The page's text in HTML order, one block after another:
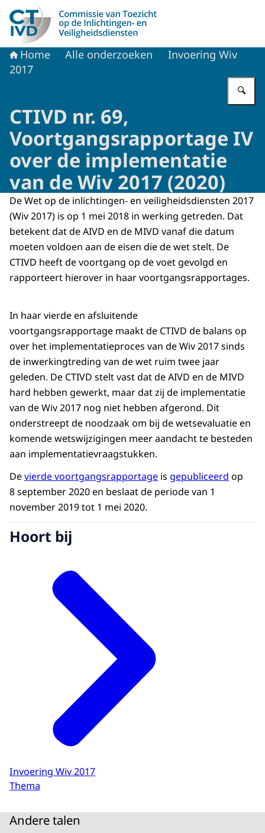
Naar de homepage van CTIVD
Home Alle onderzoeken
Invoering Wiv
2017
CTIVD nr. 69,
Voortgangsrapportage IV
over de implementatie
van de Wiv 2017 (2020)
De Wet op de inlichtingen- en veiligheidsdiensten 2017
(Wiv 2017) is op 1 mei 2018 in werking getreden. Dat
betekent dat de AIVD en de MIVD vanaf die datum
moeten voldoen aan de eisen die de wet stelt. De
CTIVD heeft de voortgang op de voet gevolgd en
rapporteert hierover in haar voortgangsrapportages.
In haar vierde en afsluitende
voortgangsrapportage maakt de CTIVD de balans op
over het implementatieproces van de Wiv 2017 sinds
de inwerkingtreding van de wet ruim twee jaar
geleden. De CTIVD stelt vast dat de AIVD en de MIVD
hard hebben gewerkt, maar dat zij de implementatie
van de Wiv 2017 nog niet hebben afgerond. Dit
onderstreept de noodzaak om bij de wetsevaluatie en
komende wetswijzigingen meer aandacht te besteden
aan implementatie­vraagstukken.
Devierde voortgangsrapportage is gepubliceerd op
8 september 2020 en beslaat de periode van 1
november 2019 tot 1 mei 2020.
Hoort bij
Invoering Wiv 2017
Thema
Andere talen